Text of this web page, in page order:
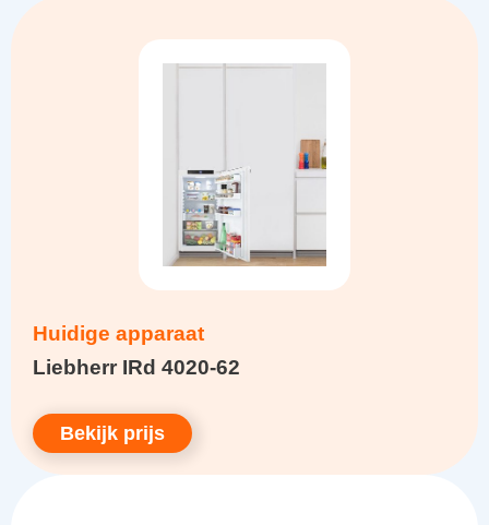
Huidige apparaat
Liebherr IRd 4020-62
Bekijk prijs